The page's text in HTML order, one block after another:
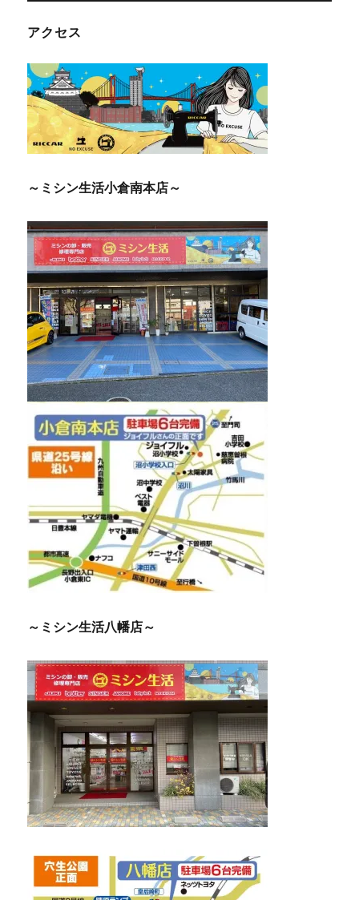
アクセス
～ミシン生活小倉南本店～
～ミシン生活八幡店～